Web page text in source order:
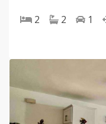
2 2 1